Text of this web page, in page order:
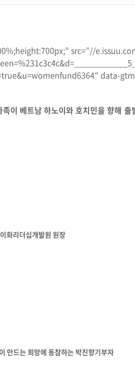
src=”//
data-
이 베트남 하노이와 호치민을 향해
화리더십개발원 원장
만드는 희망에 동참하는 박진향기부자